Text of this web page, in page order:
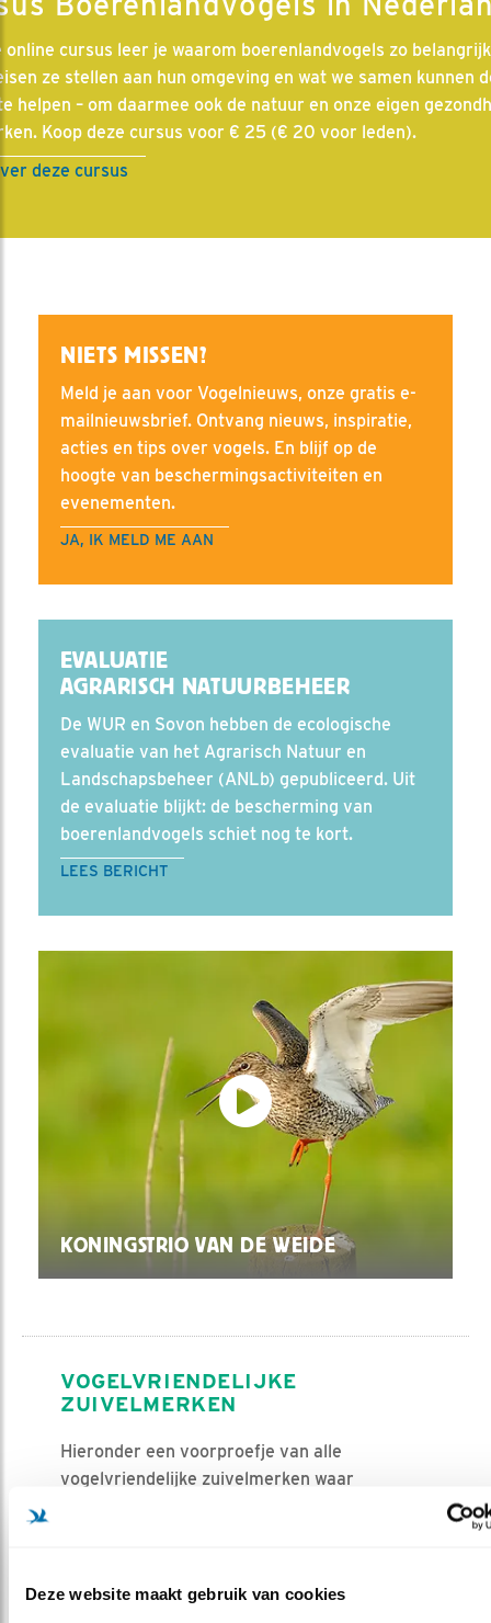
Deze website maakt gebruik van cookies
online cursus leer je waarom boerenlandvogels zo
ze stellen aan hun omgeving en wat we samen kunnen
helpen – om daarmee ook de natuur en onze eigen
Koop deze cursus voor € 25 (€ 20 voor leden).
deze cursus
NIETS MISSEN?
Meld je aan voor Vogelnieuws, onze gratis e-
mailnieuwsbrief. Ontvang nieuws, inspiratie,
acties en tips over vogels. En blijf op de
hoogte van beschermingsactiviteiten en
evenementen.
JA, IK MELD ME AAN
EVALUATIE
AGRARISCH NATUURBEHEER
De WUR en Sovon hebben de ecologische
evaluatie van het Agrarisch Natuur en
Landschapsbeheer (ANLb) gepubliceerd. Uit
de evaluatie blijkt: de bescherming van
boerenlandvogels schiet nog te kort.
LEES BERICHT
KONINGSTRIO VAN DE WEIDE
VOGELVRIENDELIJKE
ZUIVELMERKEN
Hieronder een voorproefje van alle
vogelvriendelijke zuivelmerken waar